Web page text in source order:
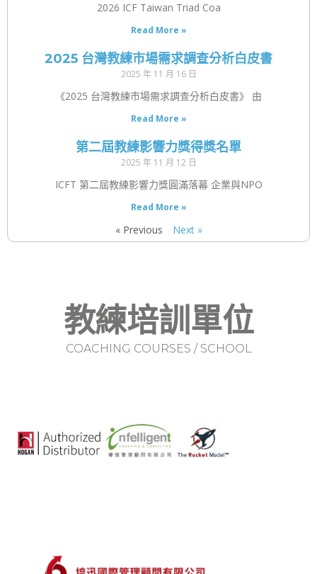
2026 ICF Taiwan Triad Coa
Read More »
2025 台灣教練市場需求調查分析白皮書
2025 年 11 月 16 日
《2025 台灣教練市場需求調查分析白皮書》 由
Read More »
第二屆教練影響力獎得獎名單
2025 年 11 月 12 日
ICFT 第二屆教練影響力獎圓滿落幕 企業與NPO
Read More »
« Previous Next »
教練培訓單位
COACHING COURSES / SCHOOL